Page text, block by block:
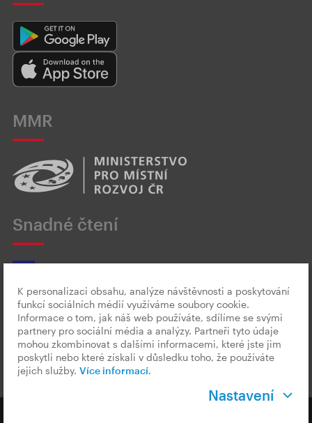
MMR
Snadné čtení
Český znakový jazyk
K personalizaci obsahu, analýze návštěvnosti a poskytování
funkcí sociálních médií využíváme soubory cookie.
Informace o tom, jak náš web používáte, sdílíme se svými
partnery pro sociální média a analýzy. Partneři tyto údaje
mohou zkombinovat s dalšími informacemi, které jste jim
poskytli nebo které získali v důsledku toho, že používáte
jejich služby. Více informací.
Nastavení